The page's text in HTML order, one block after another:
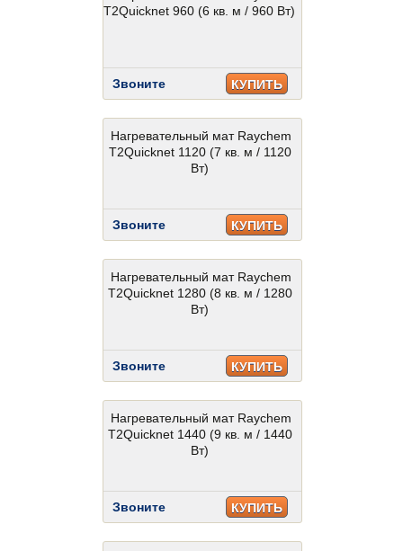
T2Quicknet 960 (6 кв. м / 960 Вт)
Звоните КУПИТЬ
Нагревательный мат Raychem
T2Quicknet 1120 (7 кв. м / 1120
Вт)
Звоните КУПИТЬ
Нагревательный мат Raychem
T2Quicknet 1280 (8 кв. м / 1280
Вт)
Звоните КУПИТЬ
Нагревательный мат Raychem
T2Quicknet 1440 (9 кв. м / 1440
Вт)
Звоните КУПИТЬ